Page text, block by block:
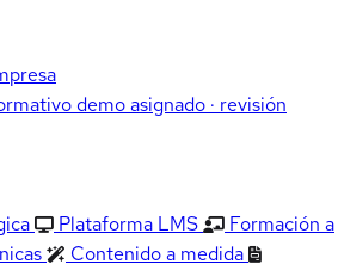
demo asignado · revisión
Plataforma LMS
Formación a
Contenido a medida